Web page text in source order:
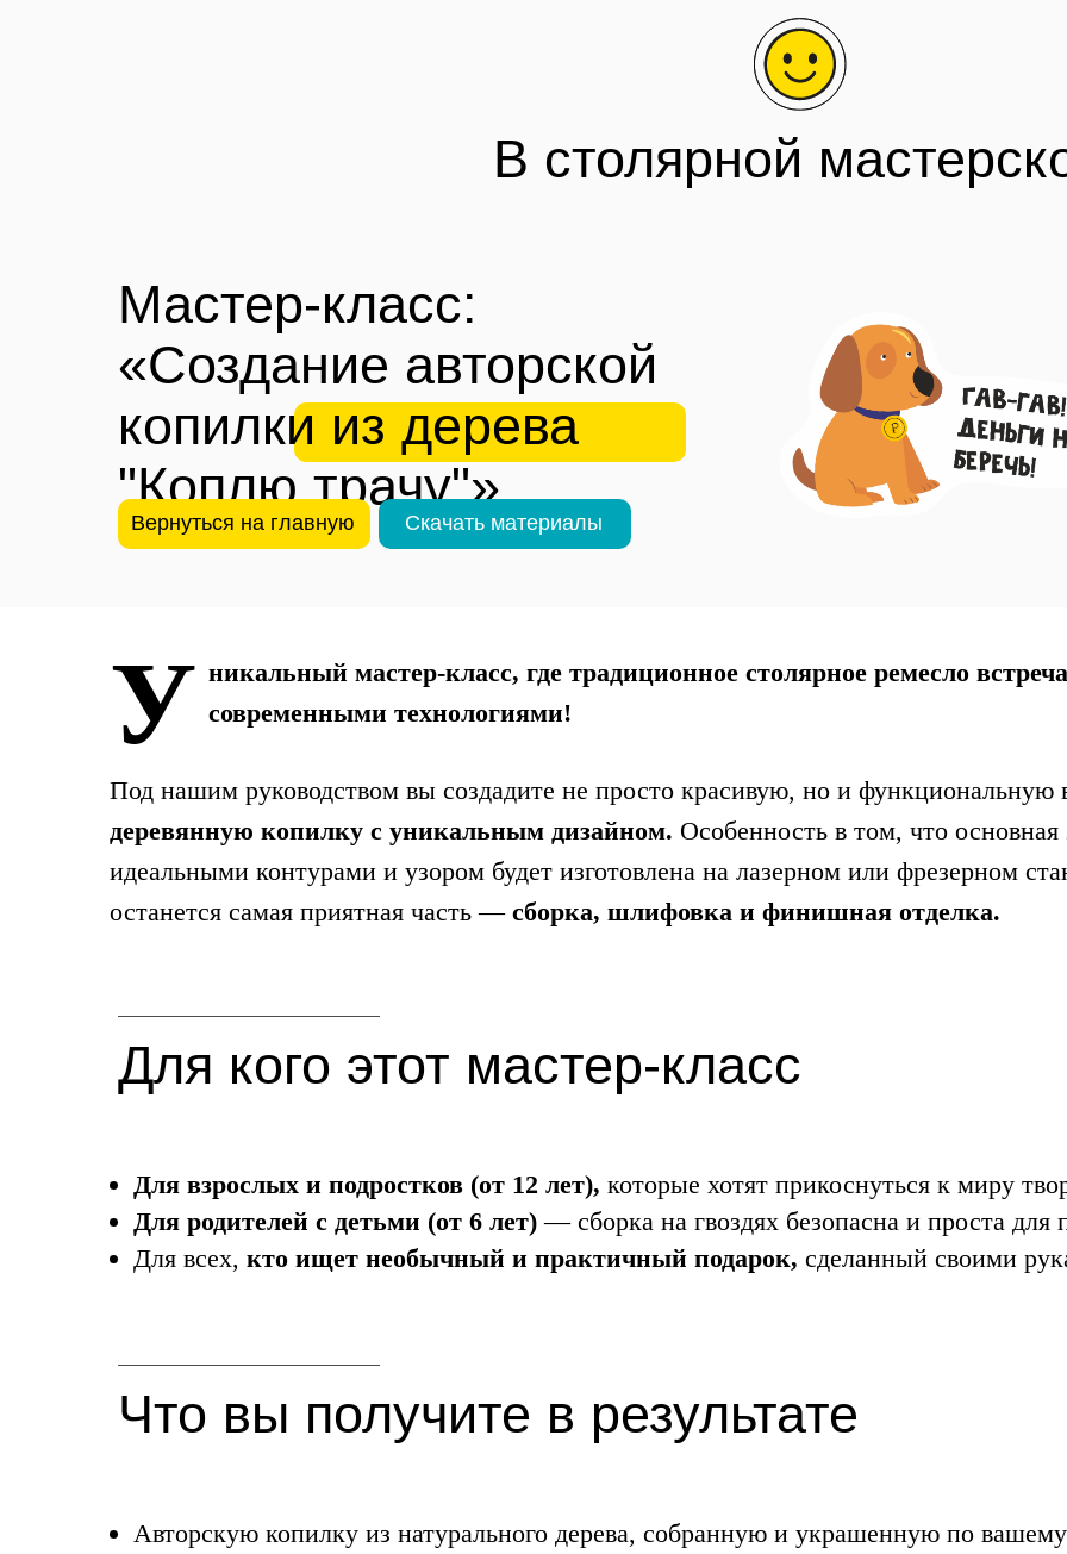
В столярной
Мастер-класс:
«Создание авторской
копилки из дерева
"Коплю трачу"»
Вернуться на главную Скачать материалы
У никальный мастер-класс, где традиционное столярное ремесло
современными технологиями!
Под нашим руководством вы создадите не просто красивую, но и
деревянную копилку с уникальным дизайном. Особенность в том, что основная
идеальными контурами и узором будет изготовлена на лазерном или фрезерном
останется самая приятная часть — сборка, шлифовка и финишная отделка.
Для кого этот мастер-класс
Для взрослых и подростков (от 12 лет), которые хотят прикоснуться к миру
Для родителей с детьми (от 6 лет) — сборка на гвоздях безопасна и проста для
Для всех, кто ищет необычный и практичный подарок, сделанный своими
Что вы получите в результате
Авторскую копилку из натурального дерева, собранную и украшенную по